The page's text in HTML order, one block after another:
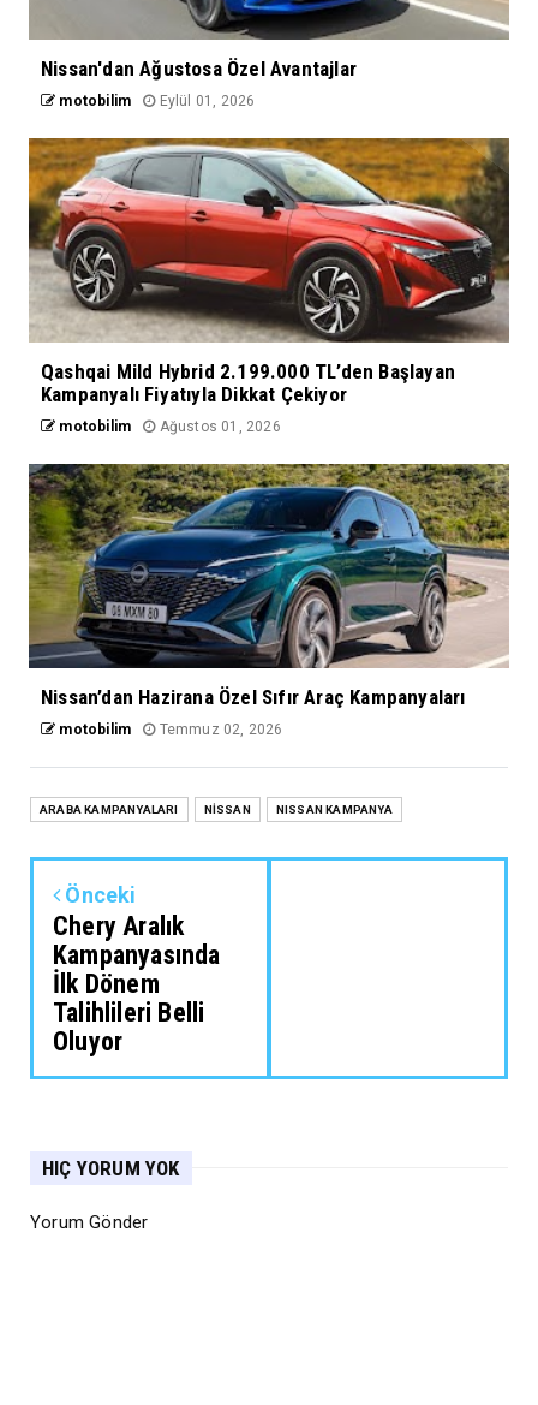
Nissan'dan Ağustosa Özel Avantajlar
motobilim Eylül 01, 2026
Qashqai Mild Hybrid 2.199.000 TL’den Başlayan
Kampanyalı Fiyatıyla Dikkat Çekiyor
motobilim Ağustos 01, 2026
Nissan’dan Hazirana Özel Sıfır Araç Kampanyaları
motobilim Temmuz 02, 2026
ARABA KAMPANYALARI NİSSAN NISSAN KAMPANYA
Önceki
Chery Aralık
Kampanyasında
İlk Dönem
Talihlileri Belli
Oluyor
HIÇ YORUM YOK
Yorum Gönder